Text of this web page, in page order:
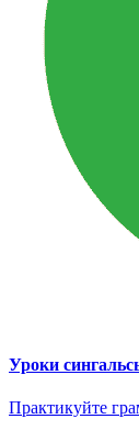
Уроки
Практикуйте